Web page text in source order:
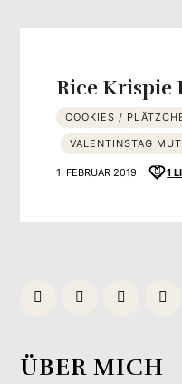
Rice Krispie
COOKIES /
VALENTINSTAG
1. FEBRUAR 2019 1
ÜBER MICH